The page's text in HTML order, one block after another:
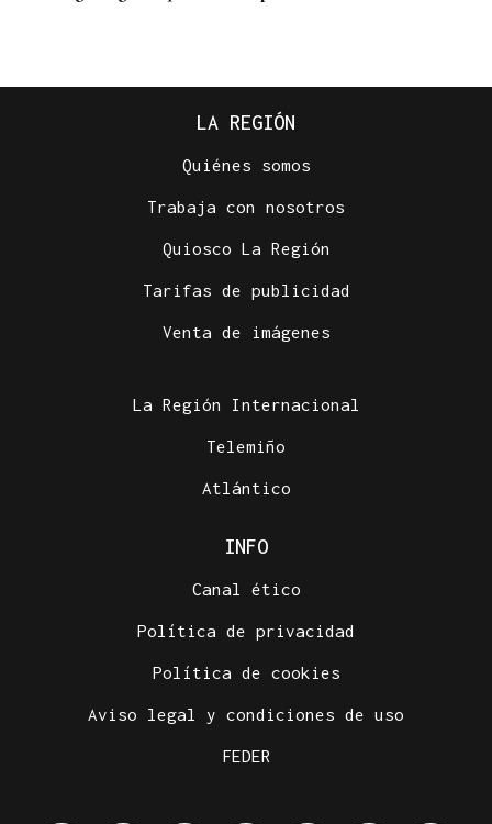
Todo listo para el Torneo 3x3 de Xinzo de Limia
LA REGIÓN
Quiénes somos
Trabaja con nosotros
Quiosco La Región
Tarifas de publicidad
Venta de imágenes
La Región Internacional
Telemiño
Atlántico
INFO
Canal ético
Política de privacidad
Política de cookies
Aviso legal y condiciones de uso
FEDER